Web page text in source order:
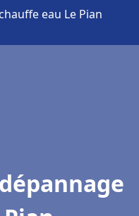
eau Le Pian